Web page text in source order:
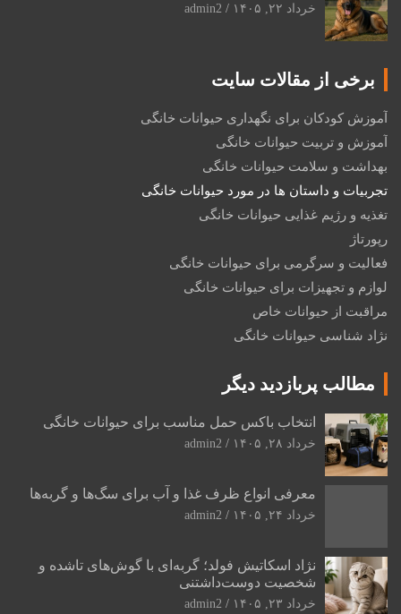
خرداد ۲۲, ۱۴۰۵ admin2
برخی از مقالات سایت
آموزش کودکان برای نگهداری حیوانات خانگی
آموزش و تربیت حیوانات خانگی
بهداشت و سلامت حیوانات خانگی
تجربیات و داستان ها در مورد حیوانات خانگی
تغذیه و رژیم غذایی حیوانات خانگی
رپورتاژ
فعالیت و سرگرمی برای حیوانات خانگی
لوازم و تجهیزات برای حیوانات خانگی
مراقبت از حیوانات خاص
نژاد شناسی حیوانات خانگی
مطالب پربازدید دیگر
انتخاب باکس حمل مناسب برای حیوانات خانگی
خرداد ۲۸, ۱۴۰۵ admin2
معرفی انواع ظرف غذا و آب برای سگ‌ها و گربه‌ها
خرداد ۲۴, ۱۴۰۵ admin2
نژاد اسکاتیش فولد؛ گربه‌ای با گوش‌های تاشده و
شخصیت دوست‌داشتنی
خرداد ۲۳, ۱۴۰۵ admin2